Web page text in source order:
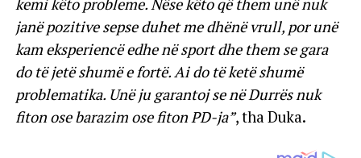
kemi këto probleme. Nëse këto që them unë nuk
janë pozitive sepse duhet me dhënë vrull, por unë
kam eksperiencë edhe në sport dhe them se gara
do të jetë shumë e fortë. Ai do të ketë shumë
problematika. Unë ju garantoj se në Durrës nuk
fiton ose barazim ose fiton PD-ja”, tha Duka.